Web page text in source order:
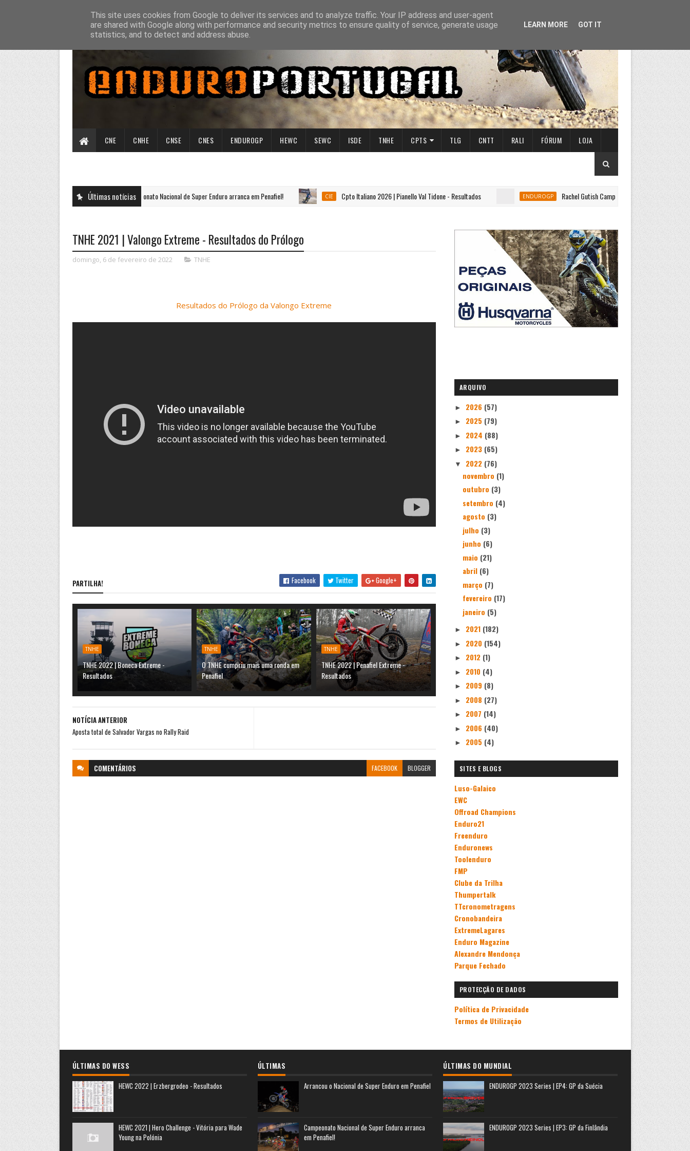
CNE CNHE CNSE CNES ENDUROGP HEWC SEWC ISDE TNHE CPTS TLG CNTT RALI FÓRUM LOJA
Últimas notícias
CNSE Campeonato Nacional de Super Enduro arranca em Penafiel! CIE Cpto Italiano 2026 | Pianello Val Tidone - Resultados ENDUROGP Rachel Gutish Campeã do Mundo de Enduro Feminino
TNHE 2021 | Valongo Extreme - Resultados do Prólogo
domingo, 6 de fevereiro de 2022 TNHE
Resultados do Prólogo da Valongo Extreme
PARTILHA! Facebook Twitter Google+
TNHE
TNHE 2022 | Boneca Extreme -
Resultados
TNHE
O TNHE cumpriu mais uma ronda em
Penafiel
TNHE
TNHE 2022 | Penafiel Extreme -
Resultados
NOTÍCIA ANTERIOR
Aposta total de Salvador Vargas no Rally Raid
COMENTÁRIOS FACEBOOK BLOGGER
ARQUIVO
► 2026 (57)
► 2025 (79)
► 2024 (88)
► 2023 (65)
▼ 2022 (76)
novembro (1)
outubro (3)
setembro (4)
agosto (3)
julho (3)
junho (6)
maio (21)
abril (6)
março (7)
fevereiro (17)
janeiro (5)
► 2021 (182)
► 2020 (154)
► 2012 (1)
► 2010 (4)
► 2009 (8)
► 2008 (27)
► 2007 (14)
► 2006 (40)
► 2005 (4)
SITES E BLOGS
Luso-Galaico
EWC
Offroad Champions
Enduro21
Freenduro
Enduronews
Toolenduro
FMP
Clube da Trilha
Thumpertalk
TTcronometragens
Cronobandeira
ExtremeLagares
Enduro Magazine
Alexandre Mendonça
Parque Fechado
PROTECÇÃO DE DADOS
Política de Privacidade
Termos de Utilização
ÚLTIMAS DO WESS
HEWC 2022 | Erzbergrodeo - Resultados
HEWC 2021 | Hero Challenge - Vitória para Wade
Young na Polónia
ÚLTIMAS
Arrancou o Nacional de Super Enduro em Penafiel
Campeonato Nacional de Super Enduro arranca
em Penafiel!
ÚLTIMAS DO MUNDIAL
ENDUROGP 2023 Series | EP4: GP da Suécia
ENDUROGP 2023 Series | EP3: GP da Finlândia
This site uses cookies from Google to deliver its services and to analyze traffic. Your IP address and user-agent
are shared with Google along with performance and security metrics to ensure quality of service, generate usage
statistics, and to detect and address abuse.
LEARN MORE GOT IT